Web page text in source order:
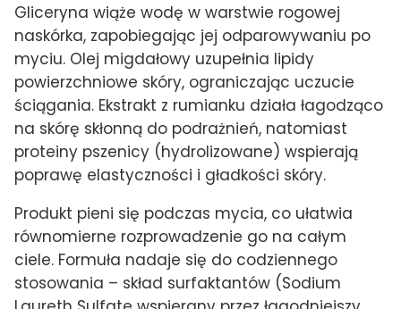
Gliceryna wiąże wodę w warstwie rogowej
naskórka, zapobiegając jej odparowywaniu po
myciu. Olej migdałowy uzupełnia lipidy
powierzchniowe skóry, ograniczając uczucie
ściągania. Ekstrakt z rumianku działa łagodząco
na skórę skłonną do podrażnień, natomiast
proteiny pszenicy (hydrolizowane) wspierają
poprawę elastyczności i gładkości skóry.
Produkt pieni się podczas mycia, co ułatwia
równomierne rozprowadzenie go na całym
ciele. Formuła nadaje się do codziennego
stosowania – skład surfaktantów (Sodium